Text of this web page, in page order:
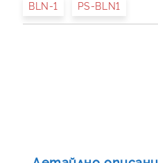
BLN-1 PS-BLN1